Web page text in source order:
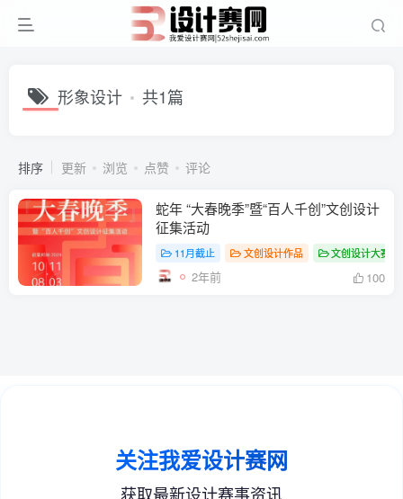
形象设计 共1篇
排序 更新 浏览 点赞 评论
蛇年 “大春晚季”暨“百人千创”文创设计
征集活动
11月截止 文创设计作品 文创设计大赛
2年前 100